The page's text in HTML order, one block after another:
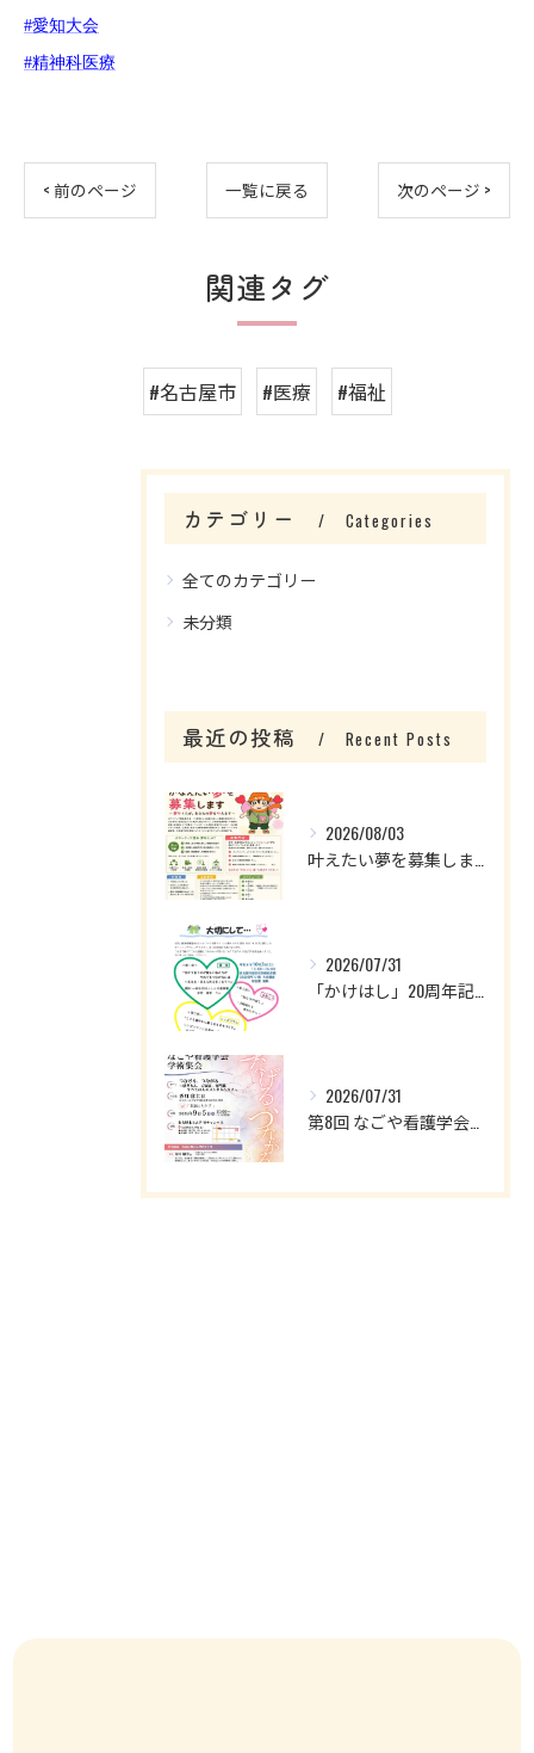
#愛知大会
#精神科医療
< 前のページ 一覧に戻る 次のページ >
関連タグ
#名古屋市 #医療 #福祉
カテゴリー Categories
全てのカテゴリー
未分類
最近の投稿 Recent Posts
2026/08/03
2026/07/31
2026/07/31
お問い合わせはこちら